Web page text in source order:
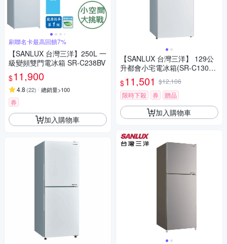
刷聯名卡最高回饋7%
【SANLUX 台灣三洋】250L 一
級變頻雙門電冰箱 SR-C238BV
$11,900
4.8 (22) 總銷量>100
券
加入購物車
【SANLUX 台灣三洋】 129公
升都會小宅電冰箱(SR-C130BV
1)
$11,501 $12,106
限時下殺
券 贈品
加入購物車